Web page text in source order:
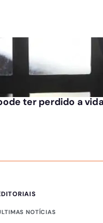
ter perdido a vida
NOTÍCIAS